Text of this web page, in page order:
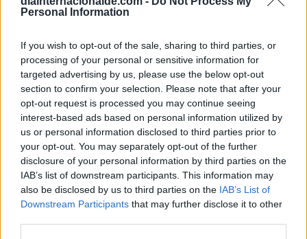
Personal Information
If you wish to opt-out of the sale, sharing to third parties, or
processing of your personal or sensitive information for
targeted advertising by us, please use the below opt-out
section to confirm your selection. Please note that after your
opt-out request is processed you may continue seeing
interest-based ads based on personal information utilized by
us or personal information disclosed to third parties prior to
your opt-out. You may separately opt-out of the further
disclosure of your personal information by third parties on the
IAB’s list of downstream participants. This information may
also be disclosed by us to third parties on the IAB’s List of
Downstream Participants that may further disclose it to other
Calendario Astronómico de 2026
Calendario de Días Internacionales de
2027
Calculadoras
Calcula la diferencia entre fechas
Sumar o restar días o semanas a una